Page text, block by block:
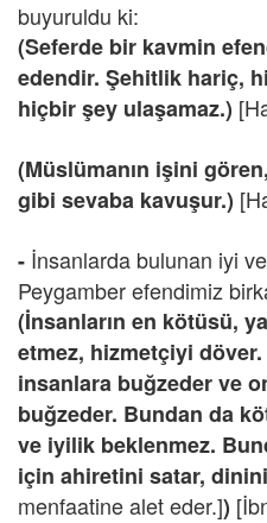
buyuruldu ki:
(Seferde bir kavmin
edendir. Şehitlik hariç,
hiçbir şey ulaşamaz.)
(Müslümanın işini
gibi sevaba kavuşur.)
- İnsanlarda bulunan iyi
Peygamber efendimiz
(İnsanların en kötüsü,
etmez, hizmetçiyi
insanlara buğzeder ve
buğzeder. Bundan da
ve iyilik beklenmez.
için ahiretini satar,
menfaatine alet eder.])